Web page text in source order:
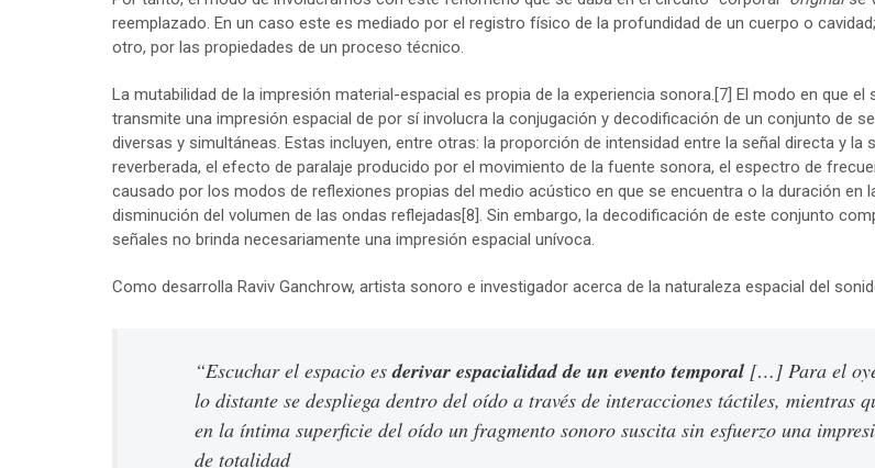
reemplazado. En un caso este es mediado por el registro físico de la profundidad de un cuerpo o
otro, por las propiedades de un proceso técnico.
La mutabilidad de la impresión material-espacial es propia de la experiencia sonora.[7] El modo en que el
transmite una impresión espacial de por sí involucra la conjugación y decodificación de un conjunto de
diversas y simultáneas. Estas incluyen, entre otras: la proporción de intensidad entre la señal directa y la
reverberada, el efecto de paralaje producido por el movimiento de la fuente sonora, el espectro de
causado por los modos de reflexiones propias del medio acústico en que se encuentra o la duración en
disminución del volumen de las ondas reflejadas[8]. Sin embargo, la decodificación de este conjunto
señales no brinda necesariamente una impresión espacial unívoca.
Como desarrolla Raviv Ganchrow, artista sonoro e investigador acerca de la naturaleza espacial del
“Escuchar el espacio esderivar espacialidad de un evento temporal […] Para el
lo distante se despliega dentro del oído a través de interacciones táctiles, mientras
en la íntima superficie del oído un fragmento sonoro suscita sin esfuerzo una
de totalidad